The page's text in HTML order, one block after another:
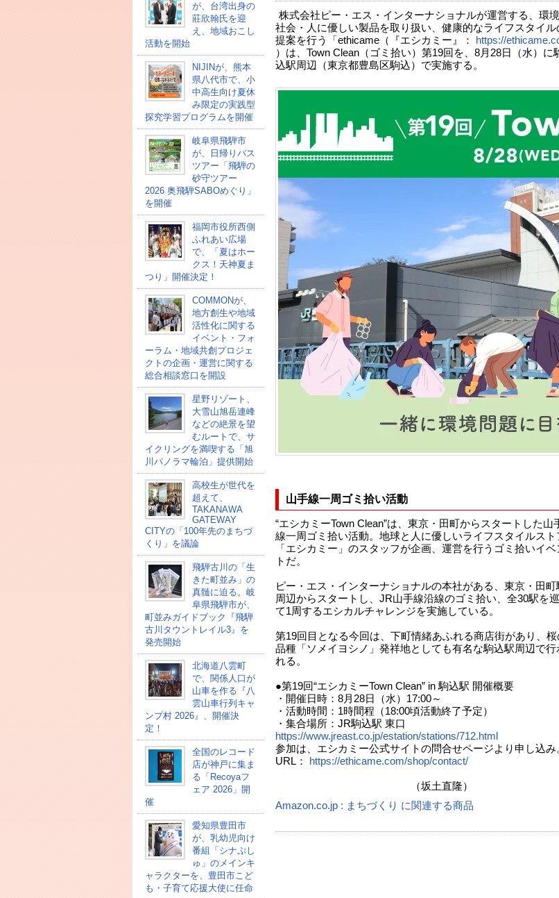
が、台湾出身の
莊欣翰氏を迎
え、地域おこし
活動を開始
NIJINが、熊本
県八代市で、小
中高生向け夏休
み限定の実践型
探究学習プログラムを開催
岐阜県飛騨市
が、日帰りバス
ツアー「飛騨の
砂守ツアー
2026 奥飛騨SABOめぐり」
を開催
福岡市役所西側
ふれあい広場
で、「夏はホー
クス！天神夏ま
つり」開催決定！
COMMONが、
地方創生や地域
活性化に関する
イベント・フォ
ーラム・地域共創プロジェ
クトの企画・運営に関する
総合相談窓口を開設
星野リゾート、
大雪山旭岳連峰
などの絶景を望
むルートで、サ
イクリングを満喫する「旭
川パノラマ輪泊」提供開始
高校⽣が世代を
超えて、
TAKANAWA
GATEWAY
CITYの「100年先のまちづ
くり」を議論
飛騨古川の「生
きた町並み」の
真髄に迫る。岐
阜県飛騨市が、
町並みガイドブック『飛騨
古川タウントレイル3』を
発売開始
北海道八雲町
で、関係人口が
山車を作る『八
雲山車行列キャ
ンプ村 2026』、開催決
定！
全国のレコード
店が神戸に集ま
る「Recoyaフ
ェア 2026」開
催
愛知県豊田市
が、乳幼児向け
番組「シナぷし
ゅ」のメインキ
ャラクターを、豊田市こど
も・子育て応援大使に任命
株式会社ピー・エス・インターナショナルが運営する、環境
社会・人に優しい製品を取り扱い、健康的なライフスタイル
提案を行う「ethicame（『エシカミー』：
https://
）は、Town Clean（ゴミ拾い）第19回を、8月28日（水）に
込駅周辺（東京都豊島区駒込）で実施する。
山手線一周ゴミ拾い活動
“エシカミーTown Clean”は、東京・田町からスタートした山
線一周ゴミ拾い活動。地球と人に優しいライフスタイルスト
「エシカミー」のスタッフが企画、運営を行うゴミ拾いイベ
トだ。
ピー・エス・インターナショナルの本社がある、東京・田町
周辺からスタートし、JR山手線沿線のゴミ拾い、全30駅を
て1周するエシカルチャレンジを実施している。
第19回目となる今回は、下町情緒あふれる商店街があり、桜
品種「ソメイヨシノ」発祥地としても有名な駒込駅周辺で行
れる。
●第19回“エシカミーTown Clean” in 駒込駅 開催概要
・開催日時：8月28日（水）17:00～
・活動時間：1時間程（18:00頃活動終了予定）
・集合場所：JR駒込駅 東口
https://www.jreast.co.jp/estation/stations/712.html
参加は、エシカミー公式サイトの問合せページより申し込み
URL：
https://ethicame.com/shop/contact/
（坂土直隆）
Amazon.co.jp : まちづくり に関連する商品